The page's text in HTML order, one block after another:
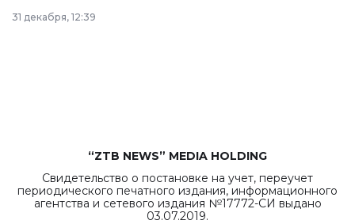
в Астане из
республиканского
31 декабря, 12:39
“ZTB NEWS” MEDIA HOLDING
Свидетельство о постановке на учет, переучет
периодического печатного издания, информационного
агентства и сетевого издания №17772-СИ выдано
03.07.2019.